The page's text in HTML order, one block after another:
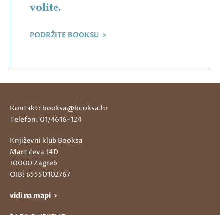
volite.
PODRŽITE BOOKSU >
Kontakt: booksa@booksa.hr
Telefon: 01/4616-124
Književni klub Booksa
Martićeva 14D
10000 Zagreb
OIB: 65550102767
vidi na mapi >